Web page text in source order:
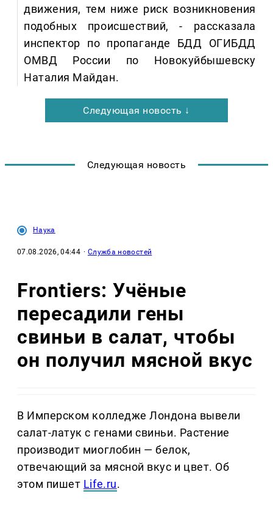
движения, тем ниже риск возникновения
подобных происшествий, - рассказала
инспектор по пропаганде БДД ОГИБДД
ОМВД России по Новокуйбышевску
Наталия Майдан.
Следующая новость ↓
Следующая новость
Наука
07.08.2026, 04:44 · Служба новостей
Frontiers: Учёные
пересадили гены
свиньи в салат, чтобы
он получил мясной вкус
В Имперском колледже Лондона вывели
салат-латук с генами свиньи. Растение
производит миоглобин — белок,
отвечающий за мясной вкус и цвет. Об
этом пишет Life.ru.